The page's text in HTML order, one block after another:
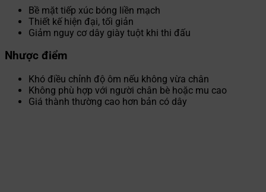
Bề mặt tiếp xúc bóng liền mạch
Thiết kế hiện đại, tối giản
Giảm nguy cơ dây giày tuột khi thi đấu
Nhược điểm
Khó điều chỉnh độ ôm nếu không vừa chân
Không phù hợp với người chân bè hoặc mu cao
Giá thành thường cao hơn bản có dây